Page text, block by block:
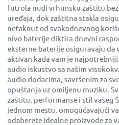
futrola nudi vrhunsku zaštitu
uređaja, dok zaštitna stakla
netaknut od svakodnevnog
nivo baterije diktira dnevni
eksterne baterije osiguravaju da
aktivan kada vam je
audio iskustvo sa našim
audio dodacima, savršenim za
opuštanja uz omiljenu muziku.
zaštitu, performanse i stil vašeg
jednom mestu, omogućavajući
odaberete idealne proizvode za